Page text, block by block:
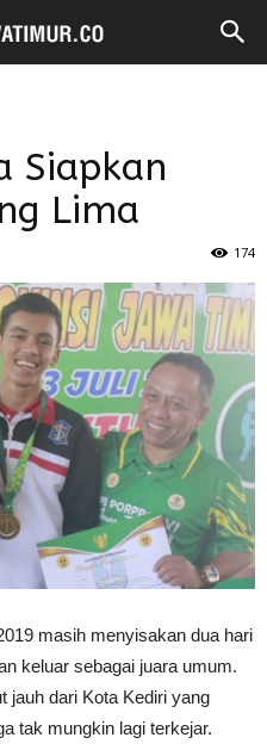
Siapkan
Lima
174
masih menyisakan dua hari
keluar sebagai juara umum.
jauh dari Kota Kediri yang
tak mungkin lagi terkejar.